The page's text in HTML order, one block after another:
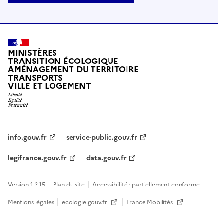
MINISTÈRES
TRANSITION ÉCOLOGIQUE
AMÉNAGEMENT DU TERRITOIRE
TRANSPORTS
VILLE ET LOGEMENT
info.gouv.fr
service-public.gouv.fr
legifrance.gouv.fr
data.gouv.fr
Version 1.2.15 Plan du site
Accessibilité : partiellement conforme
Mentions légales
ecologie.gouv.fr France Mobilités